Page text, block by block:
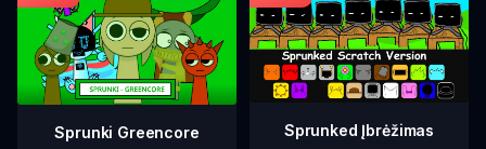
Sprunki Greencore Sprunked Įbrėžimas